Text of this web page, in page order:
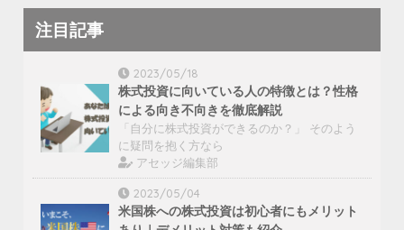
注目記事
2023/05/18
株式投資に向いている人の特徴とは？性格
による向き不向きを徹底解説
「自分に株式投資ができるのか？」 そのよう
に疑問を抱く方なら
アセッジ編集部
2023/05/04
米国株への株式投資は初心者にもメリット